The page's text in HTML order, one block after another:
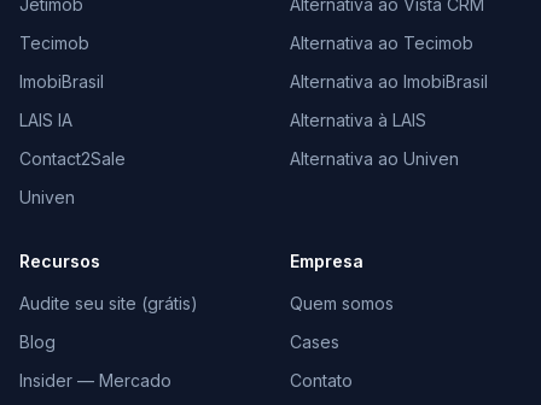
Jetimob
Tecimob
ImobiBrasil
LAIS IA
Contact2Sale
Univen
Alternativa ao Vista CRM
Alternativa ao Tecimob
Alternativa ao ImobiBrasil
Alternativa à LAIS
Alternativa ao Univen
Recursos
Audite seu site (grátis)
Blog
Insider — Mercado
Empresa
Quem somos
Cases
Contato